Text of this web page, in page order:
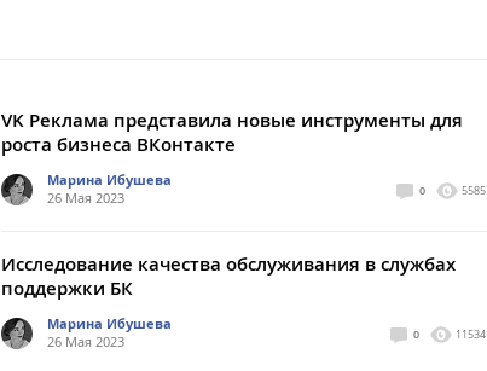
VK Реклама представила новые инструменты для
роста бизнеса ВКонтакте
Марина Ибушева
26 Мая 2023
0 5585
Исследование качества обслуживания в службах
поддержки БК
Марина Ибушева
26 Мая 2023
0 11534